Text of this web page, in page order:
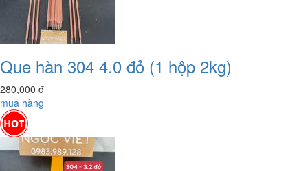
Que hàn 304 4.0 đỏ (1 hộp 2kg)
280,000 đ
mua hàng